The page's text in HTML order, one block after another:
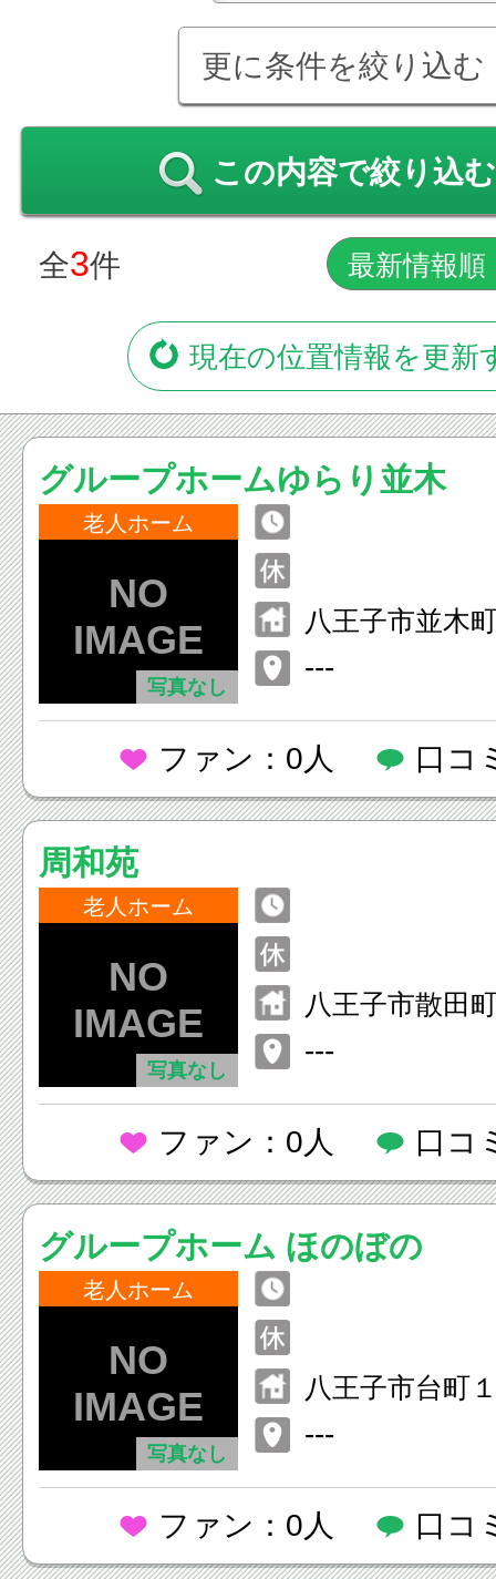
更に条件を絞り込む
この内容で絞り込む
全3件
現在の位置情報を更新
グループホームゆらり並木
老人ホーム
写真なし
八王子市並木
---
ファン：0人 口コ
周和苑
老人ホーム
写真なし
八王子市散田
---
ファン：0人 口コ
グループホーム ほのぼの
老人ホーム
写真なし
八王子市台町
---
ファン：0人 口コ